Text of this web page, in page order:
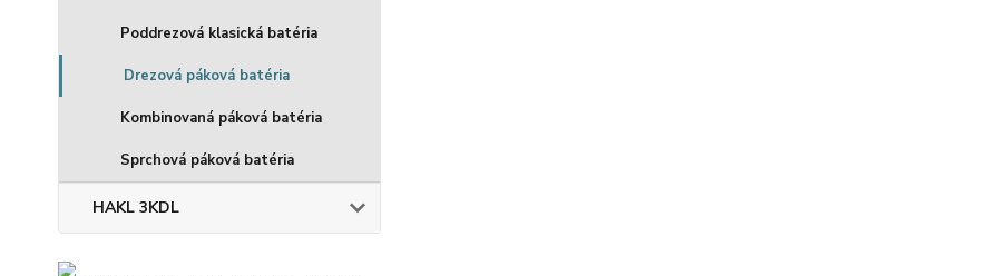
Poddrezová klasická batéria
Drezová páková batéria
Kombinovaná páková batéria
Sprchová páková batéria
HAKL 3KDL